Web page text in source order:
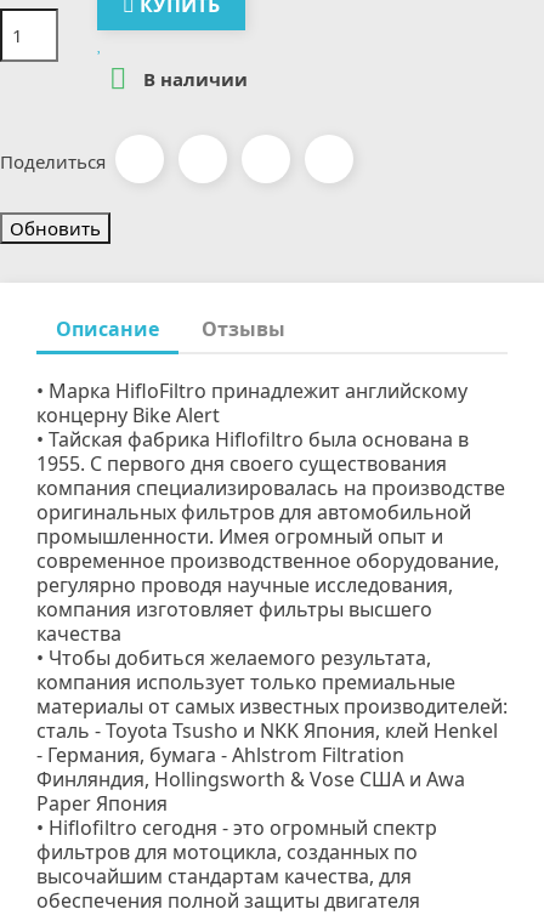
 В наличии
Поделиться
Описание Отзывы
• Марка HifloFiltro принадлежит английскому
концерну Bike Alert
• Тайская фабрика Hiflofiltro была основана в
1955. С первого дня своего существования
компания специализировалась на производстве
оригинальных фильтров для автомобильной
промышленности. Имея огромный опыт и
современное производственное оборудование,
регулярно проводя научные исследования,
компания изготовляет фильтры высшего
качества
• Чтобы добиться желаемого результата,
компания использует только премиальные
материалы от самых известных производителей:
cталь - Toyota Tsusho и NKK Япония, клей Henkel
- Германия, бумага - Ahlstrom Filtration
Финляндия, Hollingsworth & Vose США и Awa
Paper Япония
• Hiflofiltro сегодня - это огромный спектр
фильтров для мотоцикла, созданных по
высочайшим стандартам качества, для
обеспечения полной защиты двигателя